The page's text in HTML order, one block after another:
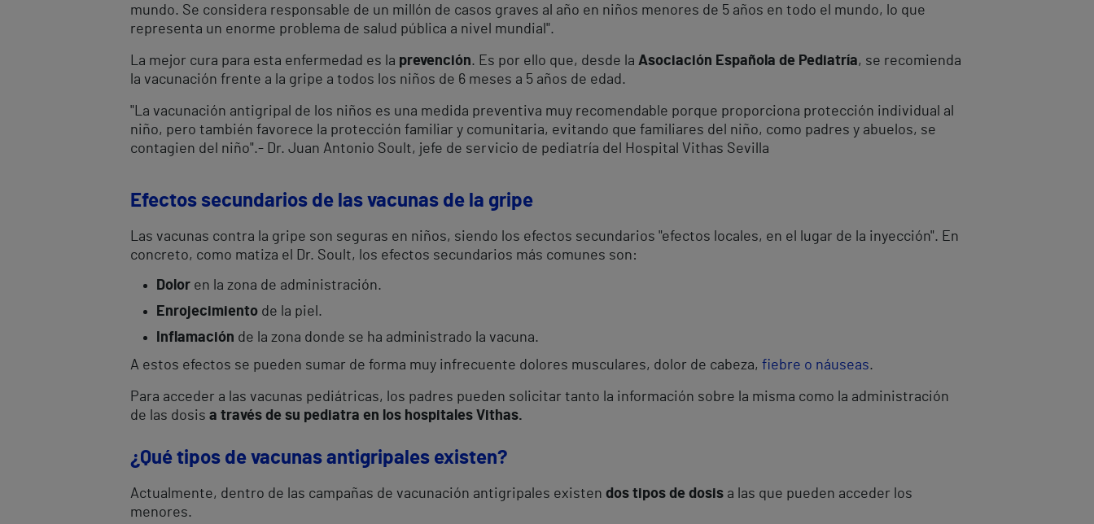
mundo. Se considera responsable de un millón de casos graves al año en niños menores de 5 años en todo el mundo, lo que
representa un enorme problema de salud pública a nivel mundial".
La mejor cura para esta enfermedad es la prevención. Es por ello que, desde la Asociación Española de Pediatría, se recomienda
la vacunación frente a la gripe a todos los niños de 6 meses a 5 años de edad.
"La vacunación antigripal de los niños es una medida preventiva muy recomendable porque proporciona protección individual al
niño, pero también favorece la protección familiar y comunitaria, evitando que familiares del niño, como padres y abuelos, se
contagien del niño".- Dr. Juan Antonio Soult, jefe de servicio de pediatría del Hospital Vithas Sevilla
Efectos secundarios de las vacunas de la gripe
Las vacunas contra la gripe son seguras en niños, siendo los efectos secundarios "efectos locales, en el lugar de la inyección". En
concreto, como matiza el Dr. Soult, los efectos secundarios más comunes son:
Dolor en la zona de administración.
Enrojecimiento de la piel.
Inflamación de la zona donde se ha administrado la vacuna.
A estos efectos se pueden sumar de forma muy infrecuente dolores musculares, dolor de cabeza, fiebre o náuseas.
Para acceder a las vacunas pediátricas, los padres pueden solicitar tanto la información sobre la misma como la administración
de las dosis a través de su pediatra en los hospitales Vithas.
¿Qué tipos de vacunas antigripales existen?
Actualmente, dentro de las campañas de vacunación antigripales existen dos tipos de dosis a las que pueden acceder los
menores.